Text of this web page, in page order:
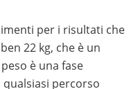
per i risultati che
22 kg, che è un
è una fase
percorso